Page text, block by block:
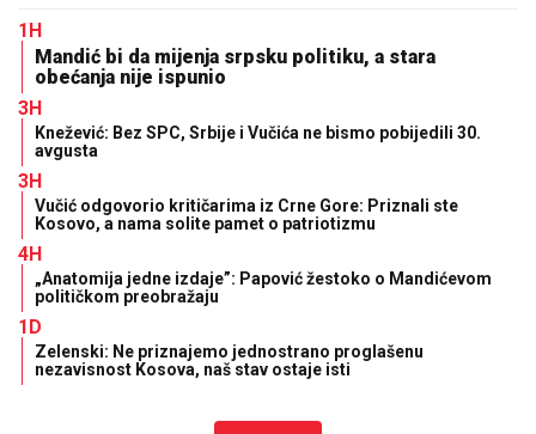
1H
Mandić bi da mijenja srpsku politiku, a stara
obećanja nije ispunio
3H
Knežević: Bez SPC, Srbije i Vučića ne bismo pobijedili 30.
avgusta
3H
Vučić odgovorio kritičarima iz Crne Gore: Priznali ste
Kosovo, a nama solite pamet o patriotizmu
4H
„Anatomija jedne izdaje”: Papović žestoko o Mandićevom
političkom preobražaju
1D
Zelenski: Ne priznajemo jednostrano proglašenu
nezavisnost Kosova, naš stav ostaje isti